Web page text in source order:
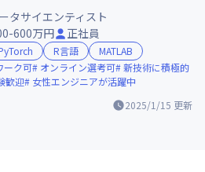
2025/1/15 更新
タサイエンティスト
600万円 正社員
R言語
MATLAB
ーク可 オンライン選考可 新技術に積極的
歓迎 女性エンジニアが活躍中